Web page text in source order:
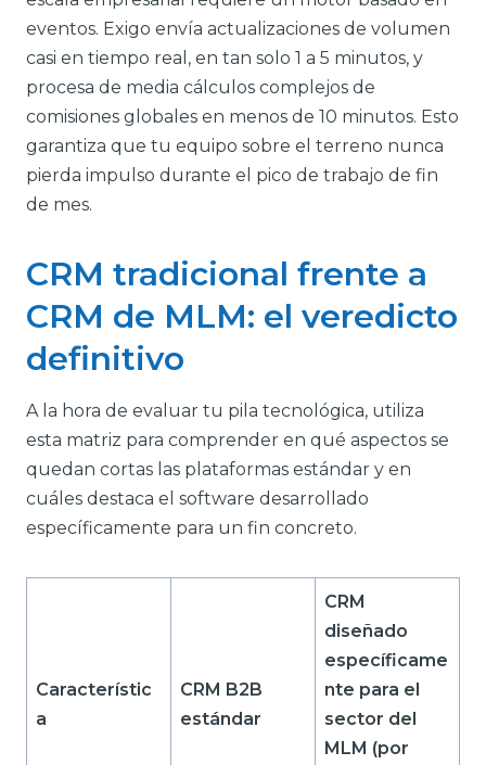
eventos. Exigo envía actualizaciones de volumen
casi en tiempo real, en tan solo 1 a 5 minutos, y
procesa de media cálculos complejos de
comisiones globales en menos de 10 minutos. Esto
garantiza que tu equipo sobre el terreno nunca
pierda impulso durante el pico de trabajo de fin
de mes.
CRM tradicional frente a
CRM de MLM: el veredicto
definitivo
A la hora de evaluar tu pila tecnológica, utiliza
esta matriz para comprender en qué aspectos se
quedan cortas las plataformas estándar y en
cuáles destaca el software desarrollado
específicamente para un fin concreto.
Característic
a
CRM B2B
estándar
CRM
diseñado
específicame
nte para el
sector del
MLM (por